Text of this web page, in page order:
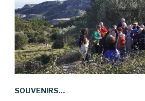
SOUVENIRS…